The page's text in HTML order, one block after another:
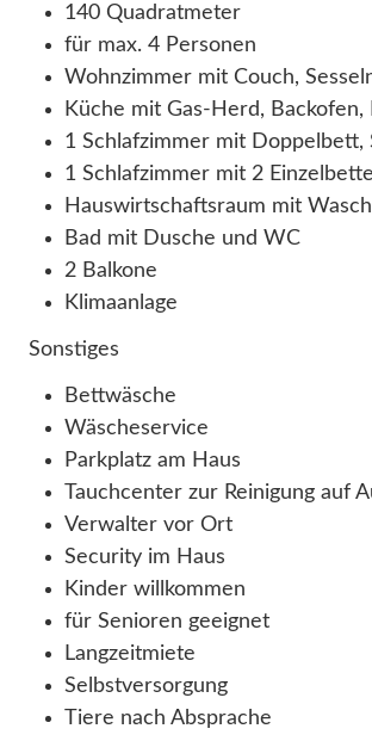
140 Quadratmeter
für max. 4 Personen
Wohnzimmer mit Couch,
Küche mit Gas-Herd,
1 Schlafzimmer mit Doppelbett,
1 Schlafzimmer mit 2
Hauswirtschaftsraum mit
Bad mit Dusche und WC
2 Balkone
Klimaanlage
Sonstiges
Bettwäsche
Wäscheservice
Parkplatz am Haus
Tauchcenter zur Reinigung auf
Verwalter vor Ort
Security im Haus
Kinder willkommen
für Senioren geeignet
Langzeitmiete
Selbstversorgung
Tiere nach Absprache